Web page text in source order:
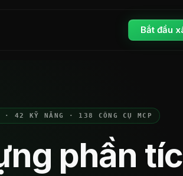
Bắt đầu
· 42 KỸ NĂNG · 138 CÔNG CỤ MCP
phần